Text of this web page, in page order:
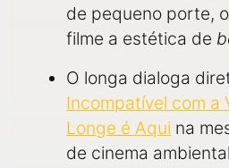
de pequeno porte,
filme a estética de
O longa dialoga
Incompatível com a
Longe é Aqui na
de cinema